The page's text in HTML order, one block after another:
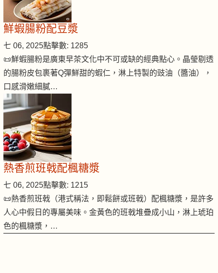
鮮蝦腸粉配豆漿
七 06, 2025點擊數: 1285
📜鮮蝦腸粉是廣東早茶文化中不可或缺的經典點心。晶瑩剔透
的腸粉皮包裹著Q彈鮮甜的蝦仁，淋上特製的豉油（醬油），
口感滑嫩細膩…
熱香煎班戟配楓糖漿
七 06, 2025點擊數: 1215
📜熱香煎班戟（港式稱法，即鬆餅或班戟）配楓糖漿，是許多
人心中假日的專屬美味。金黃色的班戟堆疊成小山，淋上琥珀
色的楓糖漿，…